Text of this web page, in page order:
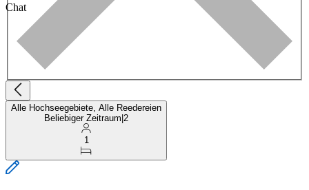
Chat
Alle Hochseegebiete, Alle Reedereien
Beliebiger Zeitraum 2
1